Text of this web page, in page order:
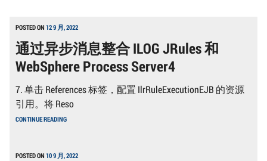
POSTED ON 12 9 月, 2022
通过异步消息整合 ILOG JRules 和
WebSphere Process Server4
7. 单击 References 标签，配置 IlrRuleExecutionEJB 的资源
引用。将 Reso
CONTINUE READING
过
消
POSTED ON 10 9 月, 2022